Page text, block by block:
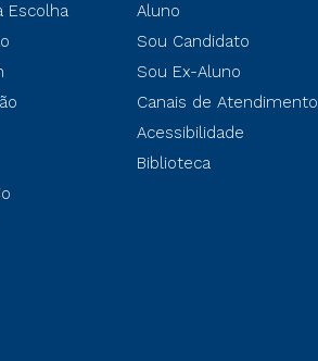
Escolha
Aluno
Sou Candidato
Sou Ex-Aluno
Canais de Atendimento
Acessibilidade
Biblioteca